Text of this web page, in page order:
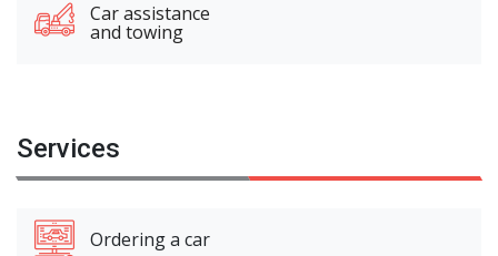
Car assistance
and towing
Services
Ordering a car